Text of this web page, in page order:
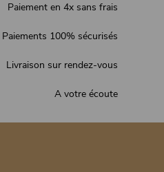
Paiement en 4x sans frais
Paiements 100% sécurisés
Livraison sur rendez-vous
A votre écoute